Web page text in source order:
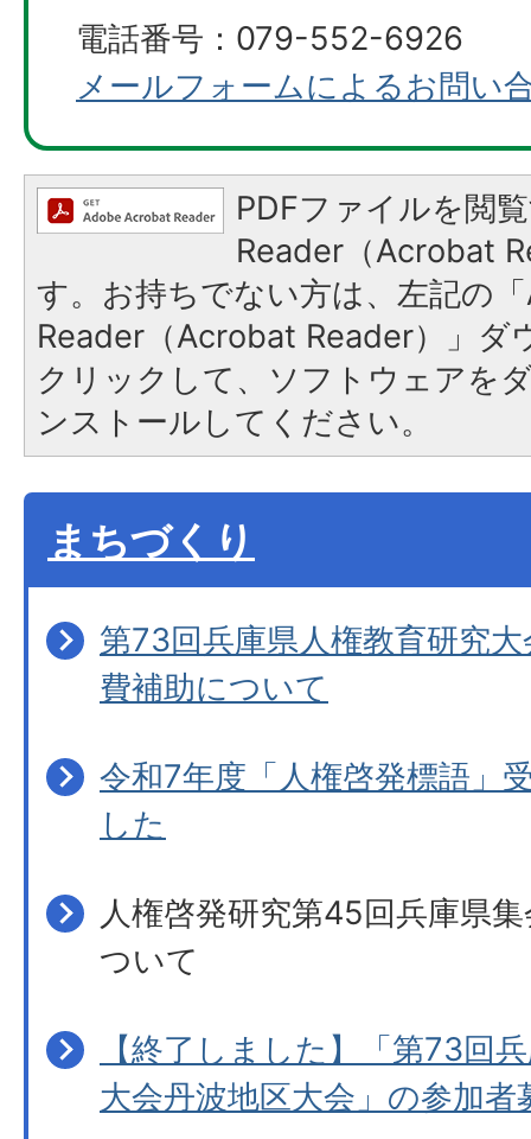
電話番号：079-552-6926
メールフォームによるお問い
PDFファイルを閲
Reader（Acrobat
す。お持ちでない方は、左記の
Reader（Acrobat Reader）」ダ
クリックして、ソフトウェアを
ンストールしてください。
まちづくり
第73回兵庫県人権教育研究
費補助について
令和7年度「人権啓発標語」
した
人権啓発研究第45回兵庫県
ついて
【終了しました】「第73回
大会丹波地区大会」の参加者